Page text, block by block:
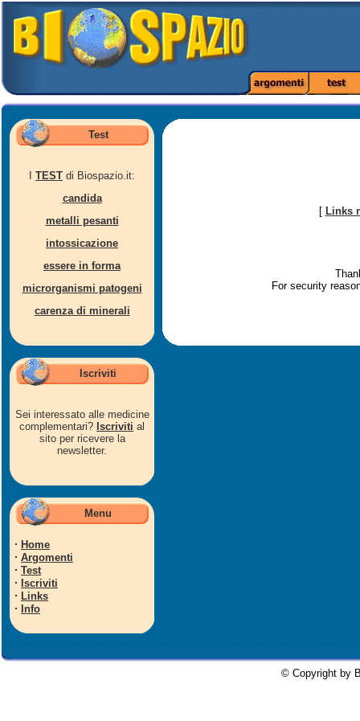
Test
TEST di Biospazio.it:
candida
metalli pesanti
intossicazione
essere in forma
microrganismi patogeni
carenza di minerali
Iscriviti
Sei interessato alle medicine
complementari? Iscriviti al
sito per ricevere la
newsletter.
Menu
· Home
· Argomenti
· Test
· Iscriviti
· Links
· Info
[ Links
For security
© Copyright by